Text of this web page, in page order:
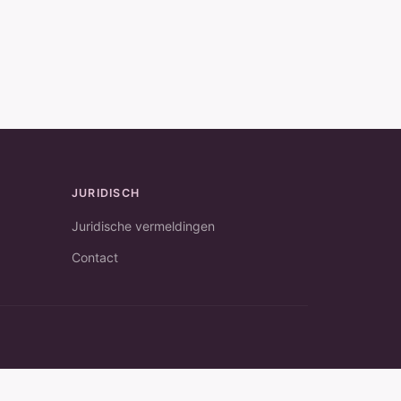
JURIDISCH
Juridische vermeldingen
Contact